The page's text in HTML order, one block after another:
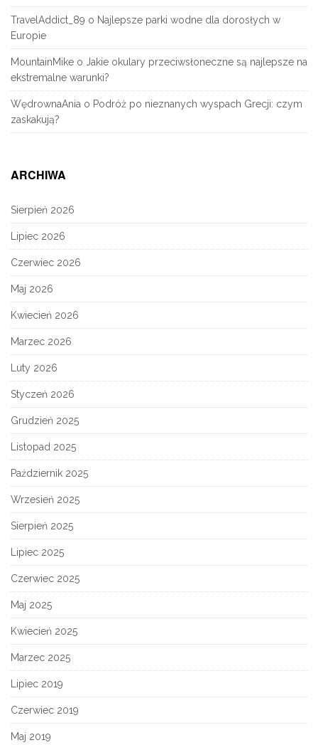
TravelAddict_89 o Najlepsze parki wodne dla dorosłych w
Europie
MountainMike o Jakie okulary przeciwsłoneczne są najlepsze na
ekstremalne warunki?
WędrownaAnia o Podróż po nieznanych wyspach Grecji: czym
zaskakują?
ARCHIWA
Sierpień 2026
Lipiec 2026
Czerwiec 2026
Maj 2026
Kwiecień 2026
Marzec 2026
Luty 2026
Styczeń 2026
Grudzień 2025
Listopad 2025
Październik 2025
Wrzesień 2025
Sierpień 2025
Lipiec 2025
Czerwiec 2025
Maj 2025
Kwiecień 2025
Marzec 2025
Lipiec 2019
Czerwiec 2019
Maj 2019